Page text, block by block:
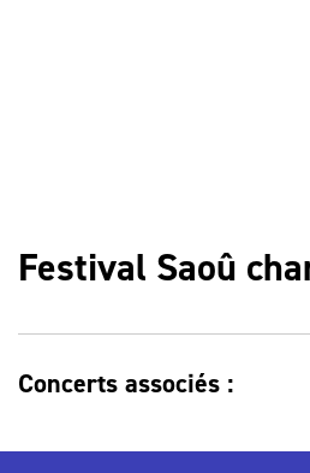
Festival Saoû
Concerts associés :